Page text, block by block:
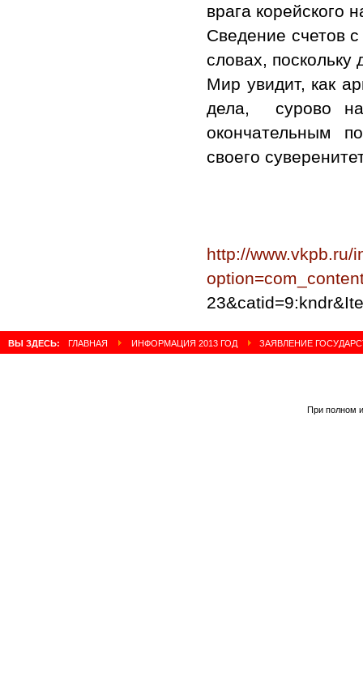
врага корейского
Сведение счетов
словах,
Мир увидит, как
дела, сурово
окончательным
своего
http://www.vkpb.ru/
ВЫ ЗДЕСЬ: ГЛАВНАЯ ИНФОРМАЦИЯ 2013 ГОД ЗАЯВЛЕНИЕ
При полном